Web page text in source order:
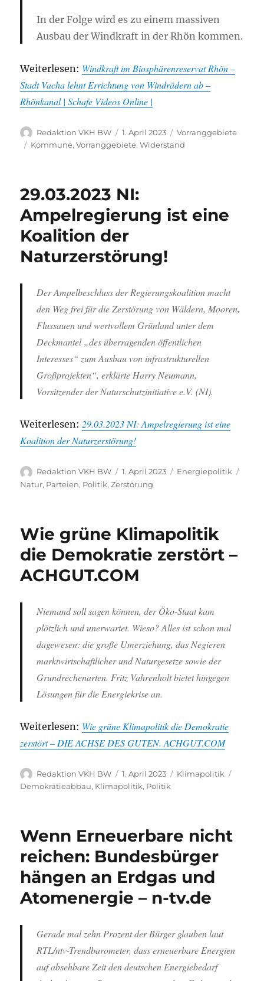
In der Folge wird es zu einem massiven
Ausbau der Windkraft in der Rhön kommen.
Weiterlesen: Windkraft im Biosphärenreservat Rhön –
Stadt Vacha lehnt Errichtung von Windrädern ab –
Rhönkanal | Schafe Videos Online |
Autor
Redaktion VKH BW
Veröffentlicht
am
1. April 2023 Kategorien
Vorranggebiete
Schlagwörter
Kommune,Vorranggebiete,Widerstand
29.03.2023 NI:
Ampelregierung ist eine
Koalition der
Naturzerstörung!
Der Ampelbeschluss der Regierungskoalition macht
den Weg frei für die Zerstörung von Wäldern, Mooren,
Flussauen und wertvollem Grünland unter dem
Deckmantel „des überragenden öffentlichen
Interesses“ zum Ausbau von infrastrukturellen
Großprojekten“, erklärte Harry Neumann,
Vorsitzender der Naturschutzinitiative e.V. (NI).
Weiterlesen:29.03.2023 NI: Ampelregierung ist eine
Koalition der Naturzerstörung!
Autor
Redaktion VKH BW
Veröffentlicht
am
1. April 2023 Kategorien
Energiepolitik
Natur, Parteien, Politik,Zerstörung
Wie grüne Klimapolitik
die Demokratie zerstört –
ACHGUT.COM
Niemand soll sagen können, der Öko-Staat kam
plötzlich und unerwartet. Wieso? Alles ist schon mal
dagewesen: die große Umerziehung, das Negieren
marktwirtschaftlicher und Naturgesetze sowie der
Grundrechenarten. Fritz Vahrenholt bietet hingegen
Lösungen für die Energiekrise an.
Weiterlesen: Wie grüne Klimapolitik die Demokratie
zerstört – DIE ACHSE DES GUTEN. ACHGUT.COM
Autor
Redaktion VKH BW
Veröffentlicht
am
1. April 2023 Kategorien
Klimapolitik
Demokratieabbau, Klimapolitik, Politik
Wenn Erneuerbare nicht
reichen: Bundesbürger
hängen an Erdgas und
Atomenergie – n-tv.de
Gerade mal zehn Prozent der Bürger glauben laut
RTL/ntv-Trendbarometer, dass erneuerbare Energien
auf absehbare Zeit den deutschen Energiebedarf